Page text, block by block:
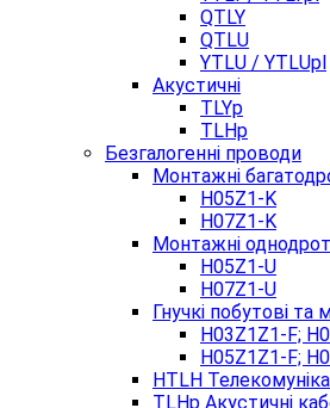
QTLY
QTLU
YTLU / YTLUpl
Акустичні
TLYp
TLHp
Безгалогенні проводи
Монтажні
H05Z1-K
H07Z1-K
Монтажні
H05Z1-U
H07Z1-U
Гнучкі побутові та
H03Z1Z1-F;
H05Z1Z1-F;
HTLH
TLHp Акустичні